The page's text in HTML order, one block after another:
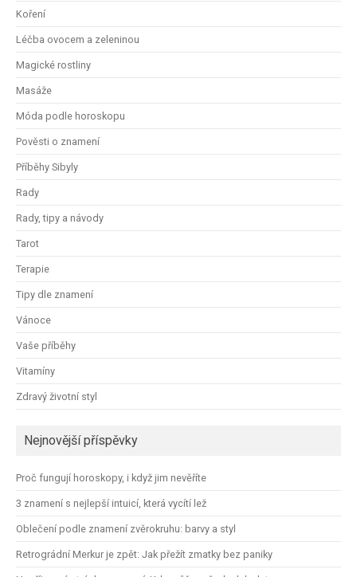
Koření
Léčba ovocem a zeleninou
Magické rostliny
Masáže
Móda podle horoskopu
Pověsti o znamení
Příběhy Sibyly
Rady
Rady, tipy a návody
Tarot
Terapie
Tipy dle znamení
Vánoce
Vaše příběhy
Vitamíny
Zdravý životní styl
Nejnovější příspěvky
Proč fungují horoskopy, i když jim nevěříte
3 znamení s nejlepší intuicí, která vycítí lež
Oblečení podle znamení zvěrokruhu: barvy a styl
Retrográdní Merkur je zpět: Jak přežít zmatky bez paniky